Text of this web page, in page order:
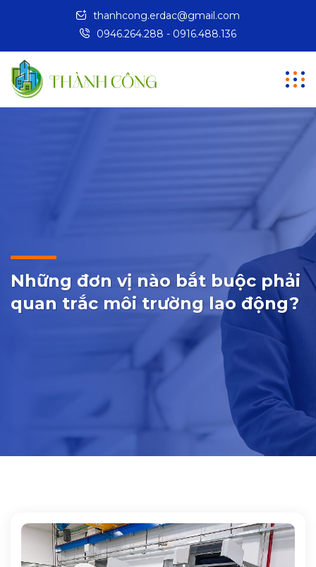
thanhcong.erdac@gmail.com
0946.264.288 - 0916.488.136
Những đơn vị nào bắt buộc phải
quan trắc môi trường lao động?